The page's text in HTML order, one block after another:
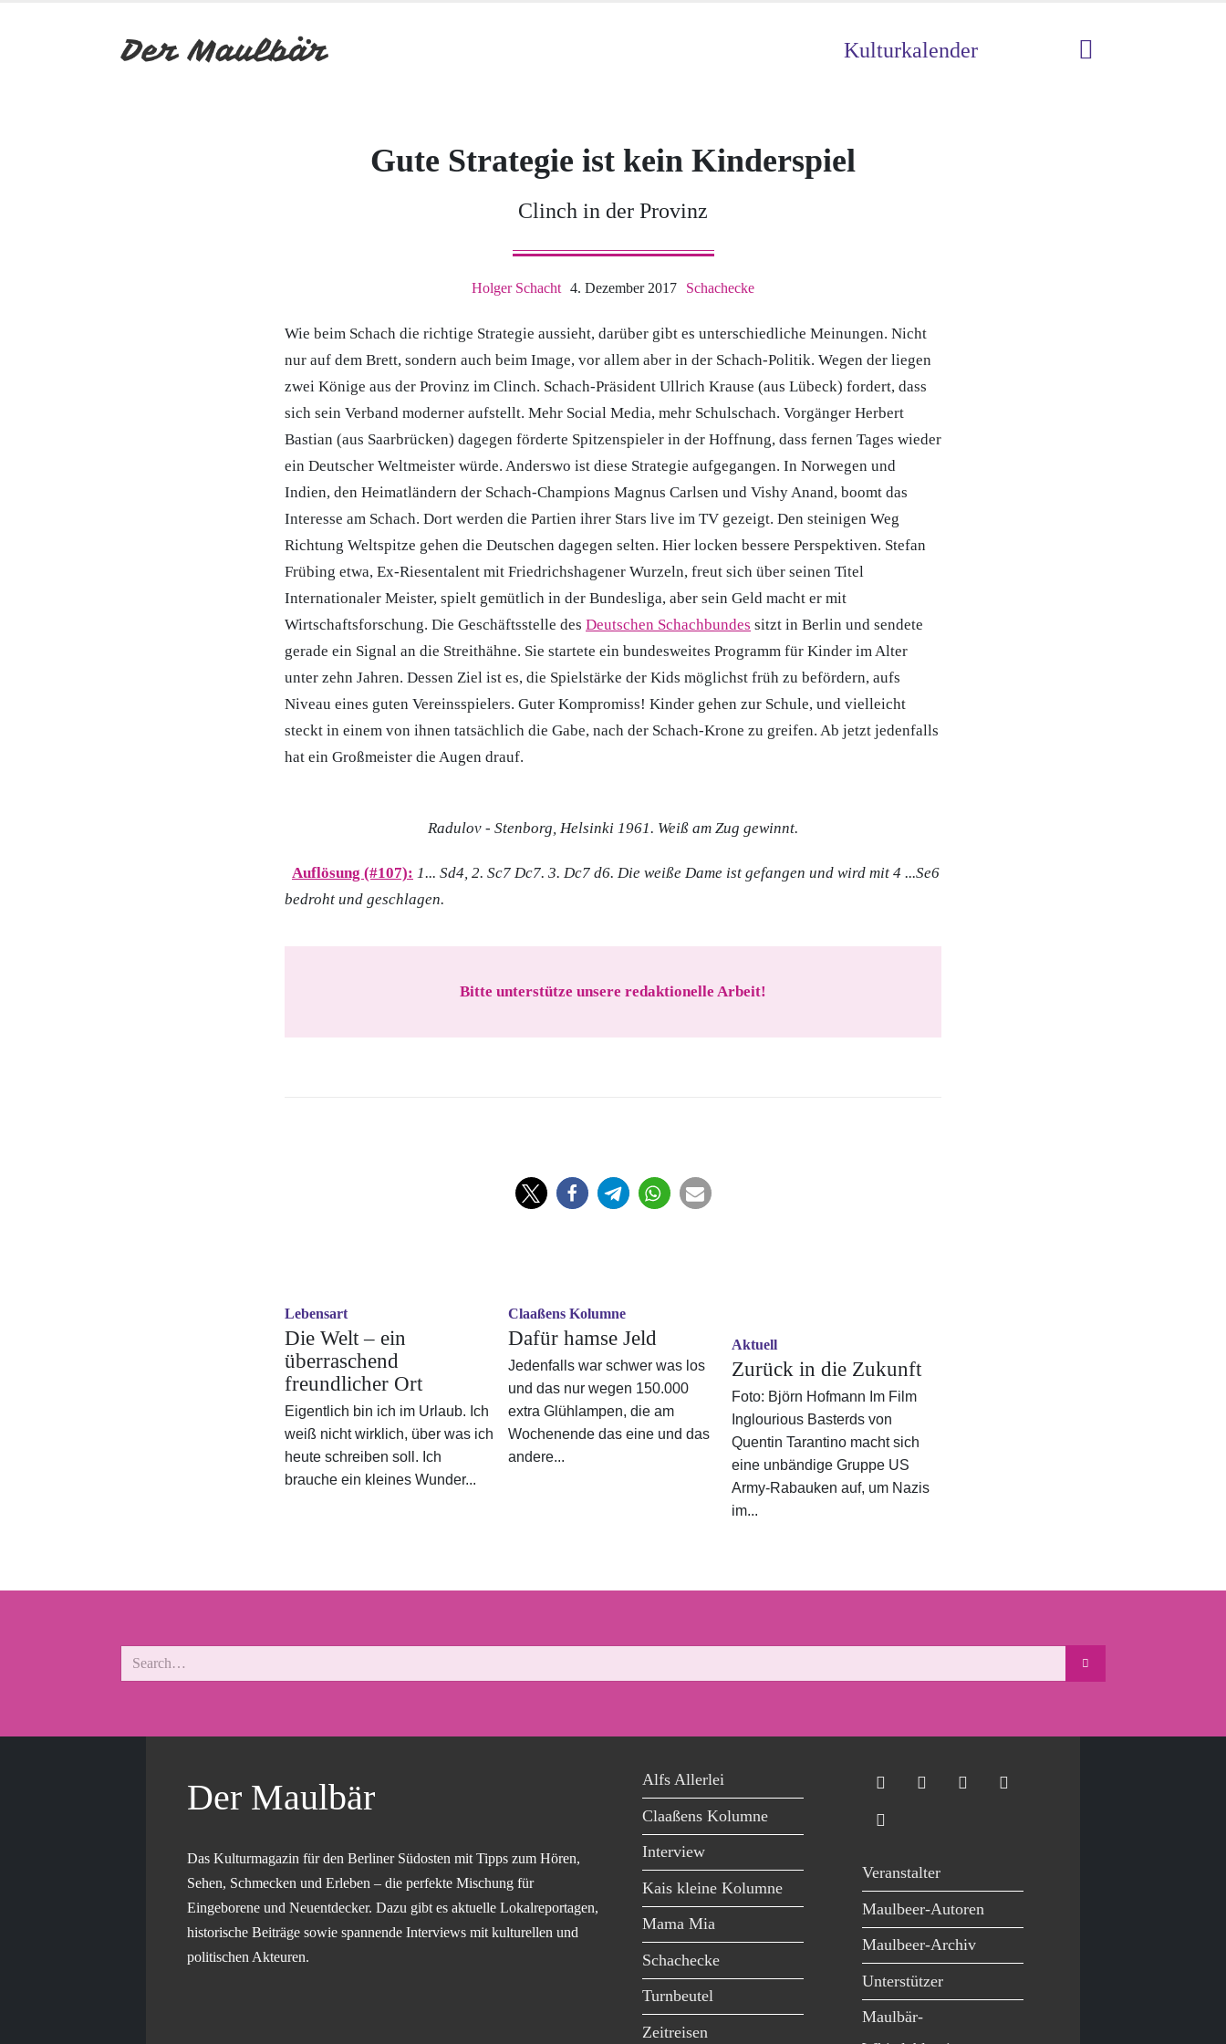
Kulturkalender
Gute Strategie ist kein Kinderspiel
Clinch in der Provinz
Holger Schacht 4. Dezember 2017 Schachecke
Wie beim Schach die richtige Strategie aussieht, darüber gibt es unterschiedliche Meinungen. Nicht
nur auf dem Brett, sondern auch beim Image, vor allem aber in der Schach-Politik. Wegen der liegen
zwei Könige aus der Provinz im Clinch. Schach-Präsident Ullrich Krause (aus Lübeck) fordert, dass
sich sein Verband moderner aufstellt. Mehr Social Media, mehr Schulschach. Vorgänger Herbert
Bastian (aus Saarbrücken) dagegen förderte Spitzenspieler in der Hoffnung, dass fernen Tages wieder
ein Deutscher Weltmeister würde. Anderswo ist diese Strategie aufgegangen. In Norwegen und
Indien, den Heimatländern der Schach-Champions Magnus Carlsen und Vishy Anand, boomt das
Interesse am Schach. Dort werden die Partien ihrer Stars live im TV gezeigt. Den steinigen Weg
Richtung Weltspitze gehen die Deutschen dagegen selten. Hier locken bessere Perspektiven. Stefan
Frübing etwa, Ex-Riesentalent mit Friedrichshagener Wurzeln, freut sich über seinen Titel
Internationaler Meister, spielt gemütlich in der Bundesliga, aber sein Geld macht er mit
Wirtschaftsforschung. Die Geschäftsstelle des Deutschen Schachbundes sitzt in Berlin und sendete
gerade ein Signal an die Streithähne. Sie startete ein bundesweites Programm für Kinder im Alter
unter zehn Jahren. Dessen Ziel ist es, die Spielstärke der Kids möglichst früh zu befördern, aufs
Niveau eines guten Vereinsspielers. Guter Kompromiss! Kinder gehen zur Schule, und vielleicht
steckt in einem von ihnen tatsächlich die Gabe, nach der Schach-Krone zu greifen. Ab jetzt jedenfalls
hat ein Großmeister die Augen drauf.
Radulov - Stenborg, Helsinki 1961. Weiß am Zug gewinnt.
Auflösung (#107): 1... Sd4, 2. Sc7 Dc7. 3. Dc7 d6. Die weiße Dame ist gefangen und wird mit 4 ...Se6
bedroht und geschlagen.
Bitte unterstütze unsere redaktionelle Arbeit!
Lebensart
Die Welt – ein
überraschend
freundlicher Ort
Eigentlich bin ich im Urlaub. Ich
weiß nicht wirklich, über was ich
heute schreiben soll. Ich
brauche ein kleines Wunder...
Claaßens Kolumne
Dafür hamse Jeld
Jedenfalls war schwer was los
und das nur wegen 150.000
extra Glühlampen, die am
Wochenende das eine und das
andere...
Aktuell
Zurück in die Zukunft
Foto: Björn Hofmann Im Film
Inglourious Basterds von
Quentin Tarantino macht sich
eine unbändige Gruppe US
Army-Rabauken auf, um Nazis
im...
Der Maulbär
Das Kulturmagazin für den Berliner Südosten mit Tipps zum Hören,
Sehen, Schmecken und Erleben – die perfekte Mischung für
Eingeborene und Neuentdecker. Dazu gibt es aktuelle Lokalreportagen,
historische Beiträge sowie spannende Interviews mit kulturellen und
politischen Akteuren.
Alfs Allerlei
Claaßens Kolumne
Interview
Kais kleine Kolumne
Mama Mia
Schachecke
Turnbeutel
Zeitreisen
Veranstalter
Maulbeer-Autoren
Maulbeer-Archiv
Unterstützer
Maulbär-